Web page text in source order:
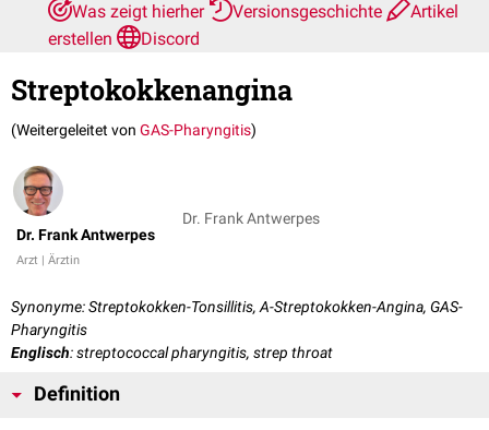
Was zeigt hierher
Versionsgeschichte
Artikel
erstellen
Discord
Streptokokkenangina
(Weitergeleitet von GAS-Pharyngitis)
Dr. Frank Antwerpes
Arzt | Ärztin
Dr. Frank Antwerpes
Synonyme: Streptokokken-Tonsillitis, A-Streptokokken-Angina, GAS-
Pharyngitis
Englisch: streptococcal pharyngitis, strep throat
Definition